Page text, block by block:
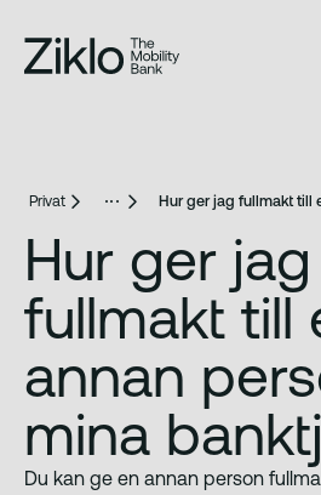
Privat Hur ger jag fullmakt till
Hur ger jag
fullmakt till
annan
mina
Du kan ge en annan person